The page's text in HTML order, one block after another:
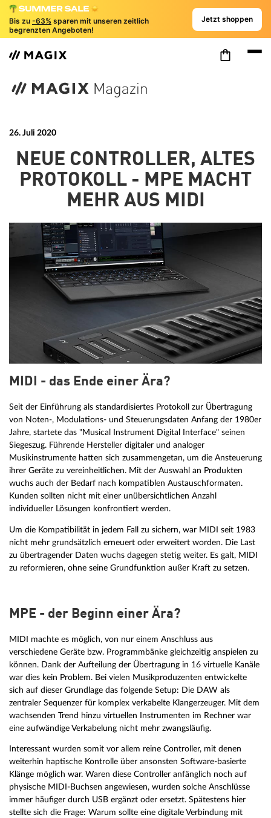
Bis zu -63% sparen mit unseren zeitlich
begrenzten Angeboten!
Jetzt shoppen
26. Juli 2020
NEUE CONTROLLER, ALTES
PROTOKOLL - MPE MACHT
MEHR AUS MIDI
MIDI - das Ende einer Ära?
Seit der Einführung als standardisiertes Protokoll zur Übertragung
von Noten-, Modulations- und Steuerungsdaten Anfang der 1980er
Jahre, startete das "Musical Instrument Digital Interface" seinen
Siegeszug. Führende Hersteller digitaler und analoger
Musikinstrumente hatten sich zusammengetan, um die Ansteuerung
ihrer Geräte zu vereinheitlichen. Mit der Auswahl an Produkten
wuchs auch der Bedarf nach kompatiblen Austauschformaten.
Kunden sollten nicht mit einer unübersichtlichen Anzahl
individueller Lösungen konfrontiert werden.
Um die Kompatibilität in jedem Fall zu sichern, war MIDI seit 1983
nicht mehr grundsätzlich erneuert oder erweitert worden. Die Last
zu übertragender Daten wuchs dagegen stetig weiter. Es galt, MIDI
zu reformieren, ohne seine Grundfunktion außer Kraft zu setzen.
MPE - der Beginn einer Ära?
MIDI machte es möglich, von nur einem Anschluss aus
verschiedene Geräte bzw. Programmbänke gleichzeitig anspielen zu
können. Dank der Aufteilung der Übertragung in 16 virtuelle Kanäle
war dies kein Problem. Bei vielen Musikproduzenten entwickelte
sich auf dieser Grundlage das folgende Setup: Die DAW als
zentraler Sequenzer für komplex verkabelte Klangerzeuger. Mit dem
wachsenden Trend hinzu virtuellen Instrumenten im Rechner war
eine aufwändige Verkabelung nicht mehr zwangsläufig.
Interessant wurden somit vor allem reine Controller, mit denen
weiterhin haptische Kontrolle über ansonsten Software-basierte
Klänge möglich war. Waren diese Controller anfänglich noch auf
physische MIDI-Buchsen angewiesen, wurden solche Anschlüsse
immer häufiger durch USB ergänzt oder ersetzt. Spätestens hier
stellte sich die Frage: Warum sollte eine digitale Verbindung mit